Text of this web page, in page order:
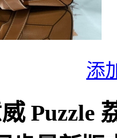
添
Puzzle